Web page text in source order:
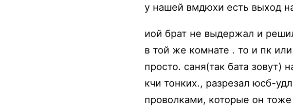
у нашей вмдюхи есть выход
иой брат не выдержал и
в той же комнате . то и пк
просто. саня(так бата
кчи тонких., разрезал юсб-
проволками, которые он